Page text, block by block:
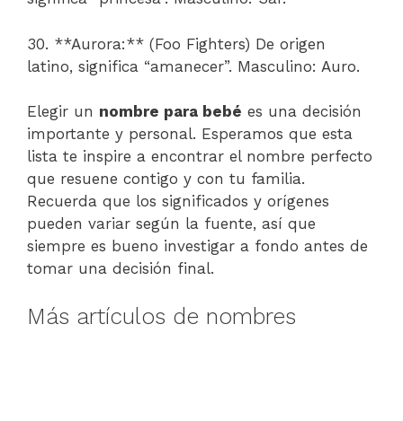
30. **Aurora:** (Foo Fighters) De origen
latino, significa “amanecer”. Masculino: Auro.
Elegir un nombre para bebé es una decisión
importante y personal. Esperamos que esta
lista te inspire a encontrar el nombre perfecto
que resuene contigo y con tu familia.
Recuerda que los significados y orígenes
pueden variar según la fuente, así que
siempre es bueno investigar a fondo antes de
tomar una decisión final.
Más artículos de nombres